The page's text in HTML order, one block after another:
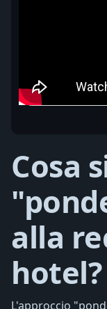
Cosa
alla
hotel?
L'approccio